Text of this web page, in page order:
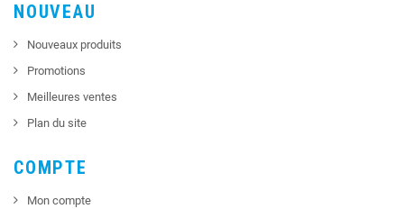
NOUVEAU
Nouveaux produits
Promotions
Meilleures ventes
Plan du site
COMPTE
Mon compte